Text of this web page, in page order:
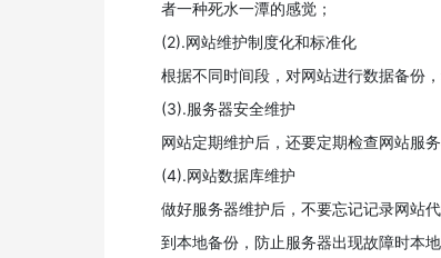
者一种死水一潭的感觉；
(2).网站维护制度化和标准化
根据不同时间段，对网站进行数据备份
(3).服务器安全维护
网站定期维护后，还要定期检查网站服
(4).网站数据库维护
做好服务器维护后，不要忘记记录网站
到本地备份，防止服务器出现故障时本